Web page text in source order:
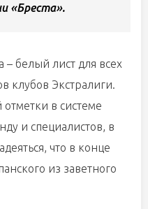
«Бреста».
– белый лист для всех
клубов Экстралиги.
в системе
и специалистов, в
что в конце
из заветного